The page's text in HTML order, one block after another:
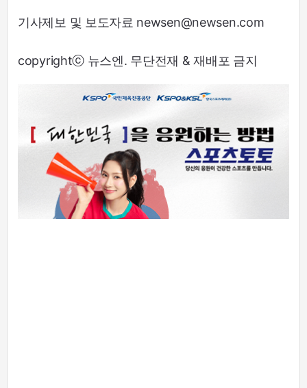
기사제보 및 보도자료 newsen@newsen.com
copyrightⓒ 뉴스엔. 무단전재 & 재배포 금지